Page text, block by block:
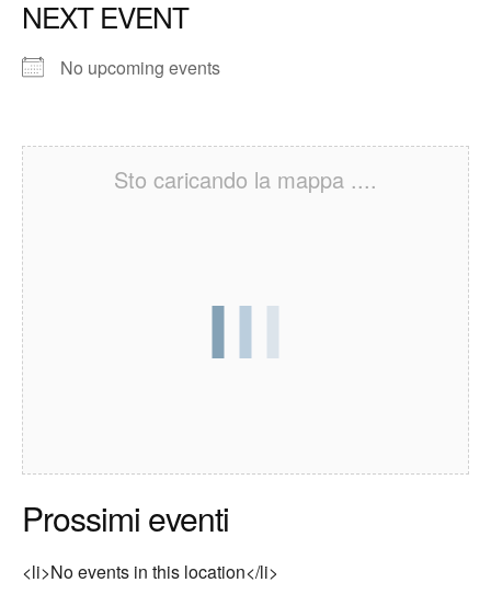
NEXT EVENT
No upcoming events
Sto caricando la mappa ....
Prossimi eventi
<li>No events in this location</li>